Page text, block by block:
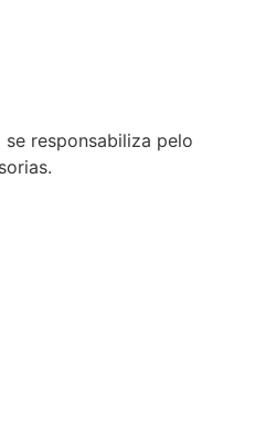
responsabiliza pelo